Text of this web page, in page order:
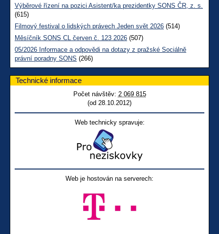
Výběrové řízení na pozici Asistent/ka prezidentky SONS ČR, z. s.
(615)
Filmový festival o lidských právech Jeden svět 2026 (514)
Měsíčník SONS CL červen č. 123 2026 (507)
05/2026 Informace a odpovědi na dotazy z pražské Sociálně
právní poradny SONS (266)
Technické informace
Počet návštěv: 2 069 815
(od 28.10.2012)
Web technicky spravuje:
Web je hostován na serverech: